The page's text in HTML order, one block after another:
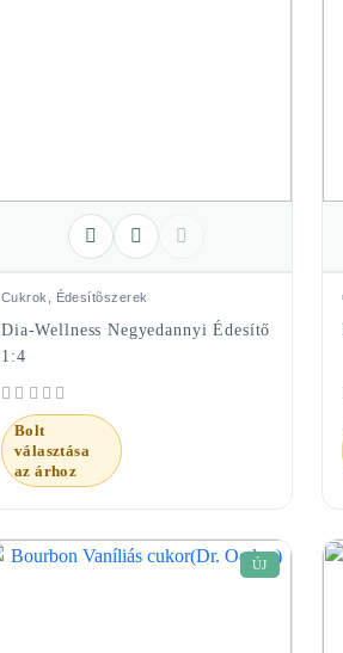
Cukrok, Édesítõszerek
Dia-Wellness Negyedannyi Édesítő
1:4
Bolt
választása
az árhoz
ÚJ